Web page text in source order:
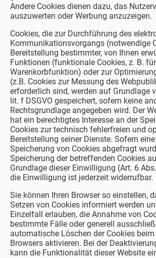
Andere Cookies dienen dazu, das
auszuwerten oder Werbung anzuzeigen.
Cookies, die zur Durchführung des
Kommunikationsvorgangs (notwendige
Bereitstellung bestimmter, von Ihnen
Funktionen (funktionale Cookies, z. B.
Warenkorbfunktion) oder zur
(z.B. Cookies zur Messung des
erforderlich sind, werden auf Grundlage
lit. f DSGVO gespeichert, sofern keine
Rechtsgrundlage angegeben wird. Der
hat ein berechtigtes Interesse an der
Cookies zur technisch fehlerfreien und
Bereitstellung seiner Dienste. Sofern
Speicherung von Cookies abgefragt
Speicherung der betreffenden Cookies
Grundlage dieser Einwilligung (Art. 6
die Einwilligung ist jederzeit widerrufbar.
Sie können Ihren Browser so einstellen,
Setzen von Cookies informiert werden
Einzelfall erlauben, die Annahme von
bestimmte Fälle oder generell
automatische Löschen der Cookies
Browsers aktivieren. Bei der
kann die Funktionalität dieser Website